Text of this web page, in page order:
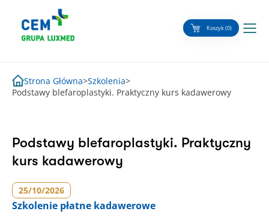
content
Koszyk (0)
Strona Główna>Szkolenia>
Podstawy blefaroplastyki. Praktyczny kurs kadawerowy
Podstawy blefaroplastyki. Praktyczny
kurs kadawerowy
25/10/2026
Szkolenie płatne kadawerowe